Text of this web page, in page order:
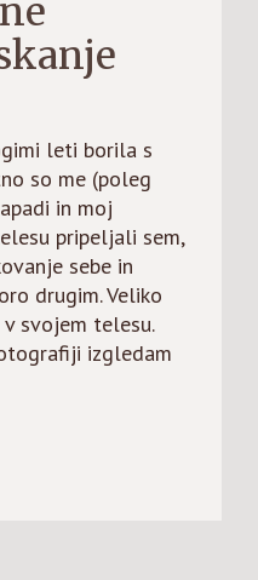
leti borila s
so me (poleg
in moj
pripeljali sem,
sebe in
drugim. Veliko
svojem telesu.
izgledam